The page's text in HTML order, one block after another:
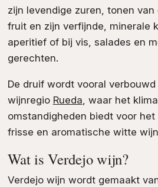
zijn levendige zuren, tonen
fruit en zijn verfijnde, minerale
aperitief of bij vis, salades en
gerechten.
De druif wordt vooral
wijnregio Rueda , waar het
omstandigheden biedt voor
frisse en aromatische witte
Wat is Verdejo wijn?
Verdejo wijn wordt gemaakt